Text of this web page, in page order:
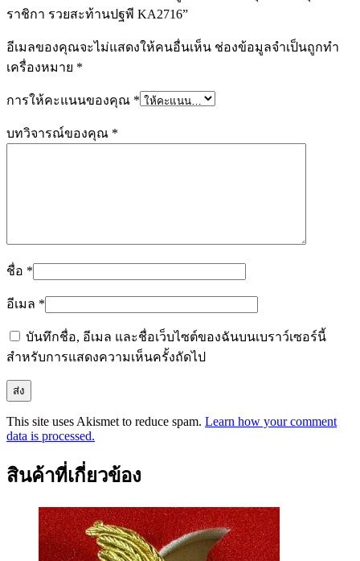
ราชิกา รวยสะท้านปฐพี KA2716”
อีเมลของคุณจะไม่แสดงให้คนอื่นเห็น ช่องข้อมูลจำเป็นถูกทำ
เครื่องหมาย *
การให้คะแนนของคุณ *
บทวิจารณ์ของคุณ *
ชื่อ *
อีเมล *
บันทึกชื่อ, อีเมล และชื่อเว็บไซต์ของฉันบนเบราว์เซอร์นี้
สำหรับการแสดงความเห็นครั้งถัดไป
This site uses Akismet to reduce spam. Learn how your comment
data is processed.
สินค้าที่เกี่ยวข้อง